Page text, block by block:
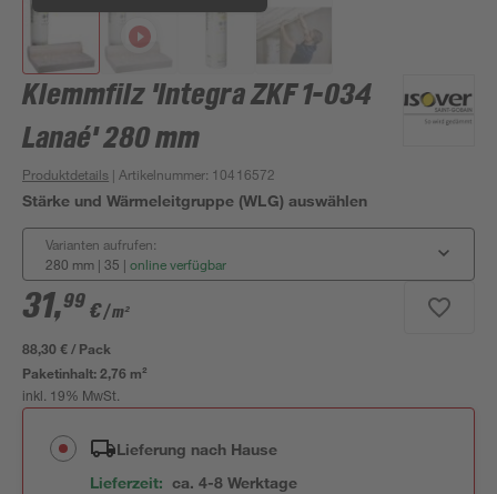
Klemmfilz 'Integra ZKF 1-034
Lanaé' 280 mm
Produktdetails | Artikelnummer: 10416572
Stärke und Wärmeleitgruppe (WLG) auswählen
Varianten aufrufen:
280 mm | 35 | online verfügbar
31,99 €/ m²
88,30 € / Pack
Paketinhalt:2,76 m²
inkl. 19% MwSt.
Lieferung nach Hause
Lieferzeit: ca. 4-8 Werktage